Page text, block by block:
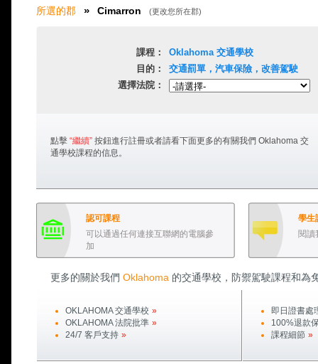
所選的郡 » Cimarron (更改您所在郡)
課程：
目的：
選擇法院：
Oklahoma交通學校
交通罰單，汽車保險，改善駕駛
點擊 “繼續” 按鈕進行註冊或者請看下面更多的有關我們 Oklahoma 交
通學校課程的信息。
認可課程
可以通過任何連接互聯網的電腦參
加
學生
閱讀
更多的關於我們 Oklahoma 的交通學校，防禦駕駛課程和為
OKLAHOMA交通學校 »
OKLAHOMA法院批準 »
24/7 客戶支持 »
即日證書處
100%退款
課程細節 »